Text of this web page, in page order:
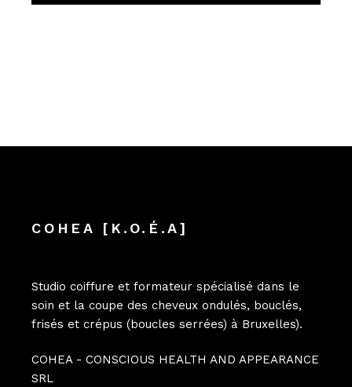
COHEA [K.O.É.A]
Studio coiffure et formateur spécialisé dans le
soin et la coupe des cheveux ondulés, bouclés,
frisés et crépus (boucles serrées) à Bruxelles).
COHEA - CONSCIOUS HEALTH AND APPEARANCE
SRL